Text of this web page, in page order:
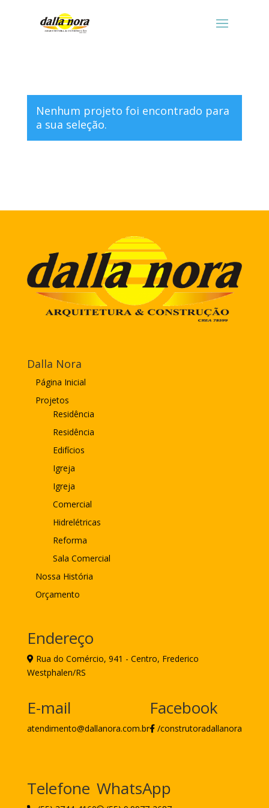
Nenhum projeto foi encontrado para
a sua seleção.
Dalla Nora
Página Inicial
Projetos
Residência
Residência
Edifícios
Igreja
Igreja
Comercial
Hidrelétricas
Reforma
Sala Comercial
Nossa História
Orçamento
Endereço
Rua do Comércio, 941 - Centro, Frederico
Westphalen/RS
E-mail
atendimento@dallanora.com.br
Facebook
/construtoradallanora
Telefone WhatsApp